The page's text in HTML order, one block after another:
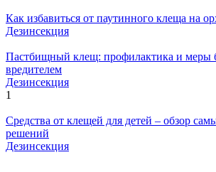
Как избавиться от паутинного клеща на
Дезинсекция
Пастбищный клещ: профилактика и меры
вредителем
Дезинсекция
1
Средства от клещей для детей – обзор
решений
Дезинсекция